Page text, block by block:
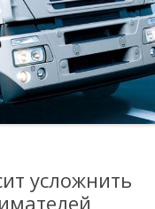
усложнить